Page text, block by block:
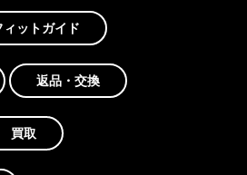
ットガイド
返品・交換
買取